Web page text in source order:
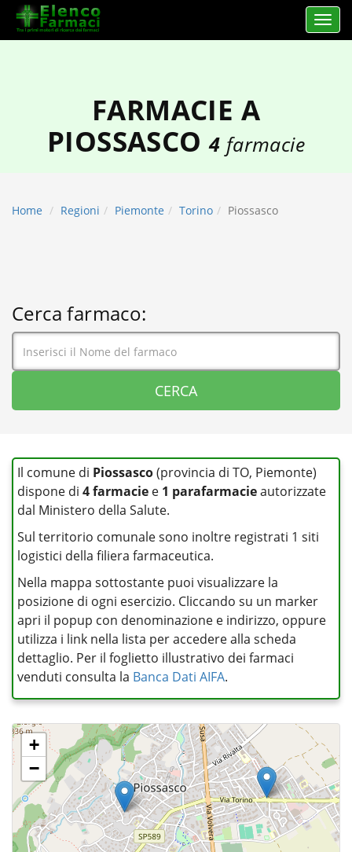
Apri
elencofarmaci.it
FARMACIE A
PIOSSASCO 4 farmacie
Home Regioni Piemonte Torino Piossasco
Cerca farmaco:
Il comune di Piossasco(provincia di TO, Piemonte)
dispone di 4 farmacie e 1 parafarmacieautorizzate
dal Ministero della Salute.
Sul territorio comunale sono inoltre registrati 1 siti
logistici della filiera farmaceutica.
Nella mappa sottostante puoi visualizzare la
posizione di ogni esercizio. Cliccando su un marker
apri il popup con denominazione e indirizzo, oppure
utilizza i link nella lista per accedere alla scheda
dettaglio. Per il foglietto illustrativo dei farmaci
venduti consulta la Banca Dati AIFA.
+
−